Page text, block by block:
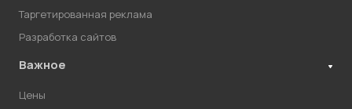
Таргетированная реклама
Разработка сайтов
Важное
Цены